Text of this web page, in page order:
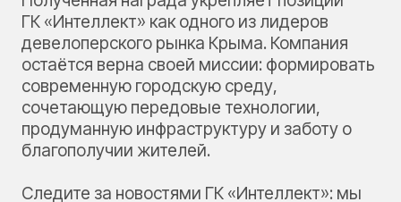
ГК «Интеллект» как одного из лидеров
девелоперского рынка Крыма. Компания
остаётся верна своей миссии: формировать
современную городскую среду,
сочетающую передовые технологии,
продуманную инфраструктуру и заботу о
благополучии жителей.
Следите за новостями ГК «Интеллект»: мы